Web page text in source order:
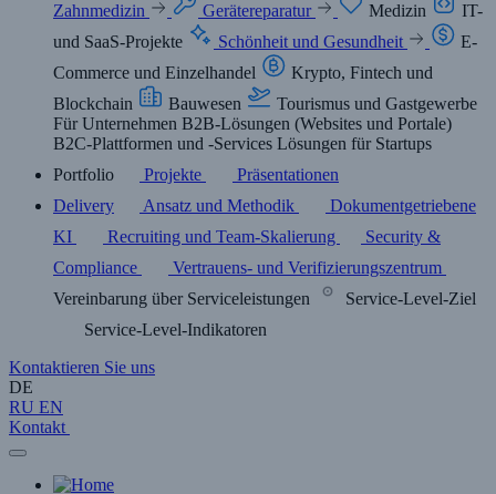
Zahnmedizin
Gerätereparatur Medizin
IT-
und SaaS-Projekte
Schönheit und Gesundheit
E-
Commerce und Einzelhandel
Krypto, Fintech und
Blockchain
Bauwesen
Tourismus und Gastgewerbe
Für Unternehmen B2B-Lösungen (Websites und Portale)
B2C-Plattformen und -Services Lösungen für Startups
Portfolio
Projekte
Präsentationen
Delivery
Ansatz und Methodik
Dokumentgetriebene
KI
Recruiting und Team-Skalierung
Security &
Compliance
Vertrauens- und Verifizierungszentrum
Vereinbarung über Serviceleistungen
Service-Level-Ziel
Service-Level-Indikatoren
Kontaktieren Sie uns
DE
RU EN
Kontakt